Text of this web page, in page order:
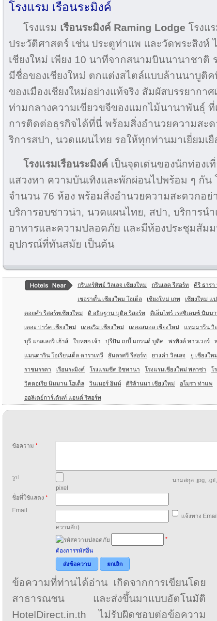
โรงแรม เรือนระมิงค์
โรงแรม เรือนระมิงค์ Raming Lodge โรงแ
ประวัติศาสตร์ เช่น ประตูท่าแพ และวัดพระสิงห์
เชียงใหม่ เพียง 10 นาทีจากสนามบินนานาชาติ
มีชื่อของเชียงใหม่ ตกแต่งสไตล์แบบล้านนาบูติ
ของเมืองเชียงใหม่อย่างแท้จริง สัมผัสบรรยากา
ท่ามกลางความเขียวขจีของแมกไม้นานาพันธุ์
การติดต่อธุรกิจได้ที่นี่ พร้อมสิ่งอำนวยความสะ
ริการสปา, นวดแผนไทย รอให้ทุกท่านมาเยี่ยมเ
โรงแรมเรือนระมิงค์ เป็นจุดเด่นของนักท่องเ
แสวงหา ความบันเทิงและพักผ่อนไปพร้อม ๆ กัน
จำนวน 76 ห้อง พร้อมสิ่งอำนวยความสะดวกอย่
บริการอบซาวน่า, นวดแผนไทย, สปา, บริการนำ
อาหารและความปลอดภัย และมีห้องประชุมสัม
อุปกรณ์ที่ทันสมัย เป็นต้น
กรินทร์ทิพย์ วิลเลจ เชียงใหม่ กรีนเลค รีสอร์ท คีรี ธาร
เชอราตั้น เชียงใหม โฮเต็ล เชียงใหม่ เกท เชียงใหม่
ดอยคำ รีสอร์ทเชียงใหม่ ดิ อธิษฐาน บูติค รีสอร์ท ดิเอ็มไพร์ เรสซิเดนซ์ นิมม
เดอะ ปาร์ค เชียงใหม่ เดอะริม เชียงใหม่ เดอะสมอล เชียงใหม่ แทมมารีน วิ
บุรี แกลเลอรี่ เฮ้าส์ ใบหยก เจ้า ปุรีปัน เบบี้ แกรนด์ บูติค พรพิงค์ ทาวเวอร์
แมนดาริน โอเรียนเต็ล ดาราเทวี ยันตรศรี รีสอร์ท ยางคำ วิลเลจ ยู เชียงให
ราชมรรคา เรือนระมิงค์ โรงแรมชีค อิซทานา โรงแรมเชียงใหม่ พลาซ่า โ
วิคตอเรีย นิมมาน โฮเต็ล วินเนอร์ อินน์ ศิริล้านนา เชียงใหม่ อโมรา ท่าแพ
ฮอลิเดย์การ์เด้นท์ แอนด์ รีสอร์ท
ข้อความ *
รูป
นามสกุล .jpg,
pixel
ชื่อที่ใช้แสดง *
Email
แจ้งทาง
ความลับ)
*
ต้องการรหัสอื่น
ส่งข้อความ
ยกเลิก
ข้อความที่ท่านได้อ่าน เกิดจากการเขียนโดย
สาธารณชน และส่งขึ้นมาแบบอัตโนมัติ
HotelDirect.in.th ไม่รับผิดชอบต่อข้อความ